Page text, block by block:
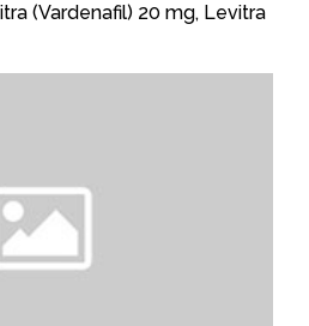
(Vardenafil) 20 mg, Levitra